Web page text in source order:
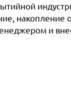
накопление
и